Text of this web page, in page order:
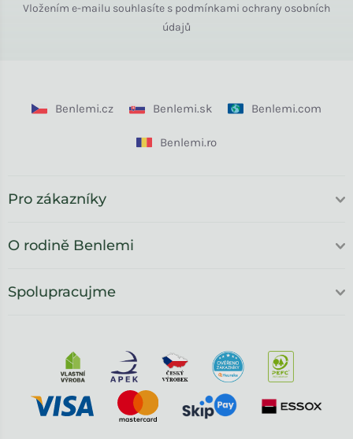
Vložením e-mailu souhlasíte s podmínkami ochrany osobních
údajů
Benlemi.cz Benlemi.sk Benlemi.com
Benlemi.ro
Pro zákazníky
O rodině Benlemi
Spolupracujme